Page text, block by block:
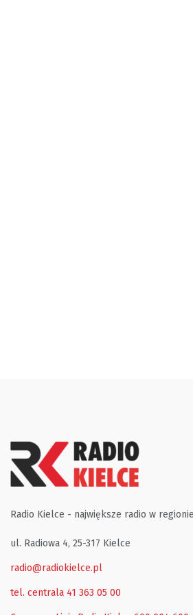
Radio Kielce - największe radio w
ul. Radiowa 4, 25-317 Kielce
radio@radiokielce.pl
tel. centrala 41 363 05 00